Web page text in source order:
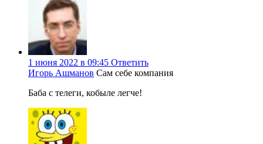
1 июня 2022 в 09:45 Ответить
Игорь Ашманов Сам себе компания
Баба с телеги, кобыле легче!